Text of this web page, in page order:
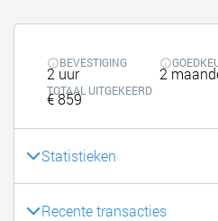
BEVESTIGING
2 uur 2
TOTAAL UITGEKEERD
€ 859
Statistieken
Recente transacties